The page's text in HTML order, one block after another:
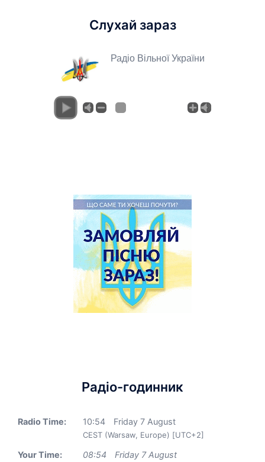
Слухай зараз
Радіо Вільної України
Радіо-годинник
Radio Time: 10:54 Friday 7 August
CEST (Warsaw, Europe) [UTC+2]
Your Time: 08:54 Friday 7 August